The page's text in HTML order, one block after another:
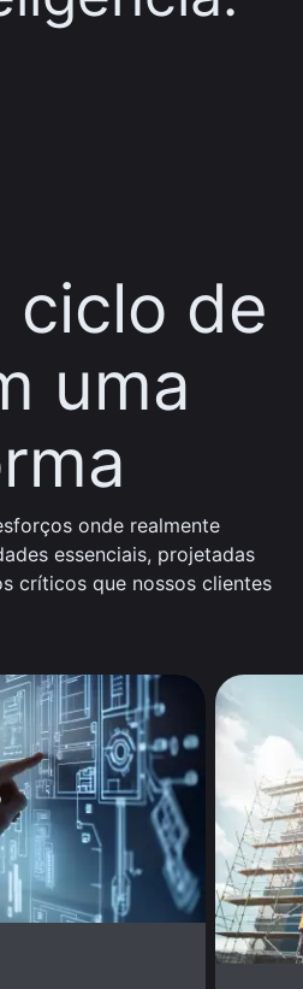
ciclo de
uma
onde realmente
essenciais, projetadas
críticos que nossos clientes